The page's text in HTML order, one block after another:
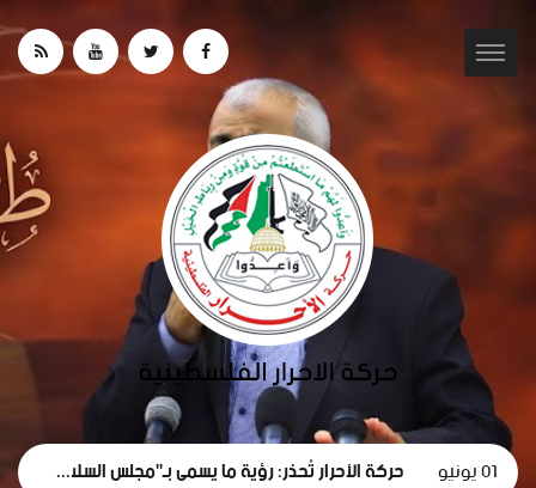
01 يونيو حركة الأحرار تُحذر: رؤية ما يسمى بـ"مجلس السلام" لغزة تهدف لتقويض الحقوق الوطنية الفلسطينية.